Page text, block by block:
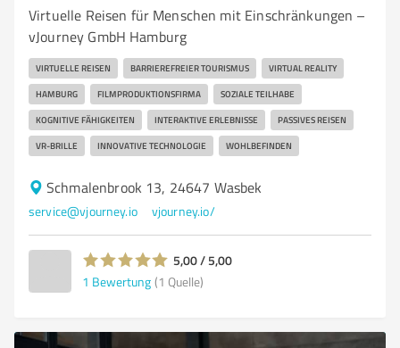
Virtuelle Reisen für Menschen mit Einschränkungen –
vJourney GmbH Hamburg
VIRTUELLE REISEN BARRIEREFREIER TOURISMUS VIRTUAL REALITY
HAMBURG FILMPRODUKTIONSFIRMA SOZIALE TEILHABE
KOGNITIVE FÄHIGKEITEN INTERAKTIVE ERLEBNISSE PASSIVES REISEN
VR-BRILLE INNOVATIVE TECHNOLOGIE WOHLBEFINDEN
Schmalenbrook 13, 24647 Wasbek
service@vjourney.io vjourney.io/
5,00 / 5,00
1 Bewertung (1 Quelle)